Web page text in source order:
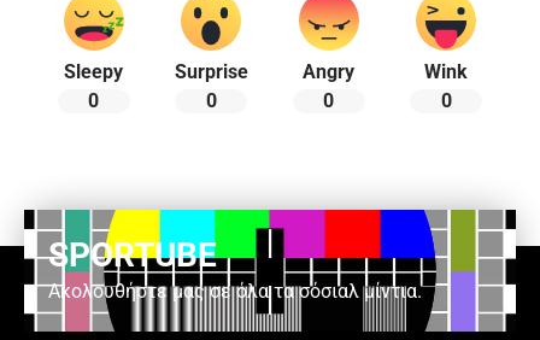
Sleepy
0
Surprise
0
Angry
0
Wink
0
SPORTUBE
Ακολουθήστε μας σε όλα τα σόσιαλ μίντια.